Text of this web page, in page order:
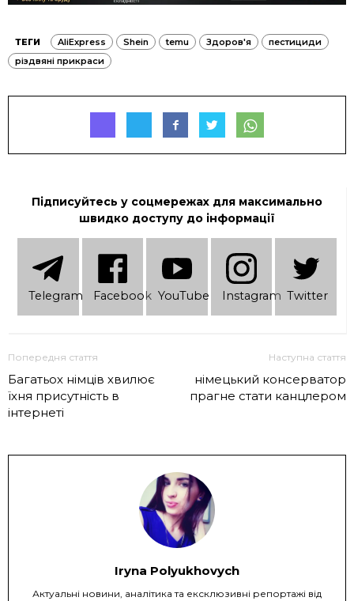
ТЕГИ AliExpress Shein temu Здоров'я
пестициди
різдвяні прикраси
Підписуйтесь у соцмережах для максимально
швидко доступу до інформації
Telеgram Facebook YouTube Instagram Twitter
Попередня стаття
Багатьох німців хвилює
їхня присутність в
інтернеті
Наступна стаття
німецький консерватор
прагне стати канцлером
Iryna Polyukhovych
Актуальні новини, аналітика та ексклюзивні репортажі від